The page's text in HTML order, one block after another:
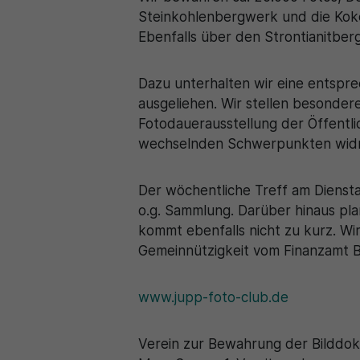
Steinkohlenbergwerk und die
Ebenfalls über den
Dazu unterhalten wir eine
ausgeliehen. Wir stellen
Fotodauerausstellung der
wechselnden Schwerpunkten
Der wöchentliche Treff am
o.g. Sammlung. Darüber hinaus
kommt ebenfalls nicht zu kurz.
Gemeinnützigkeit vom Finanzamt
www.jupp-foto-club.de
Verein zur Bewahrung der